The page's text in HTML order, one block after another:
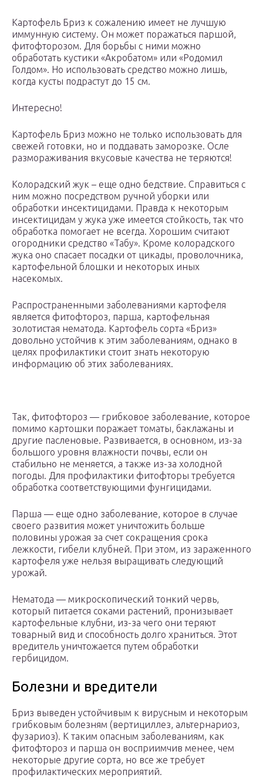
Картофель Бриз к сожалению имеет не лучшую
иммунную систему. Он может поражаться паршой,
фитофторозом. Для борьбы с ними можно
обработать кустики «Акробатом» или «Родомил
Голдом». Но использовать средство можно лишь,
когда кусты подрастут до 15 см.
Интересно!
Картофель Бриз можно не только использовать для
свежей готовки, но и поддавать заморозке. Осле
размораживания вкусовые качества не теряются!
Колорадский жук – еще одно бедствие. Справиться с
ним можно посредством ручной уборки или
обработки инсектицидами. Правда к некоторым
инсектицидам у жука уже имеется стойкость, так что
обработка помогает не всегда. Хорошим считают
огородники средство «Табу». Кроме колорадского
жука оно спасает посадки от цикады, проволочника,
картофельной блошки и некоторых иных
насекомых.
Распространенными заболеваниями картофеля
является фитофтороз, парша, картофельная
золотистая нематода. Картофель сорта «Бриз»
довольно устойчив к этим заболеваниям, однако в
целях профилактики стоит знать некоторую
информацию об этих заболеваниях.
Так, фитофтороз — грибковое заболевание, которое
помимо картошки поражает томаты, баклажаны и
другие пасленовые. Развивается, в основном, из-за
большого уровня влажности почвы, если он
стабильно не меняется, а также из-за холодной
погоды. Для профилактики фитофторы требуется
обработка соответствующими фунгицидами.
Парша — еще одно заболевание, которое в случае
своего развития может уничтожить больше
половины урожая за счет сокращения срока
лежкости, гибели клубней. При этом, из зараженного
картофеля уже нельзя выращивать следующий
урожай.
Нематода — микроскопический тонкий червь,
который питается соками растений, пронизывает
картофельные клубни, из-за чего они теряют
товарный вид и способность долго храниться. Этот
вредитель уничтожается путем обработки
гербицидом.
Болезни и вредители
Бриз выведен устойчивым к вирусным и некоторым
грибковым болезням (вертициллез, альтернариоз,
фузариоз). К таким опасным заболеваниям, как
фитофтороз и парша он восприимчив менее, чем
некоторые другие сорта, но все же требует
профилактических мероприятий.